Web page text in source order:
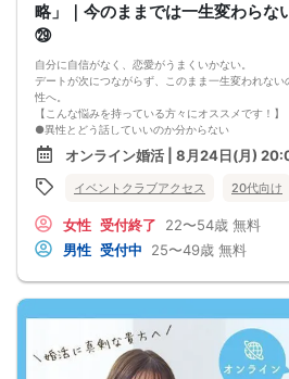
略」｜今のままでは一生変わらな
㉙
自分に自信がなく、恋愛がうまくいかない。
デートが次につながらず、このまま一生変われな
性へ。
【こんな悩みを持っている方々にオススメです！】
●異性とどう話していいのか分からない
●婚活パーティー、合コンで上手くいかない
●デートやお見合いが２回目につながらない
●今のままでは一生変わらない気がする
●異性から断られると、自分の人格を否定されてい
最短3ヶ月で彼女ができる可能性を高め、1年以内の
恋愛・婚活の具体的な方法をお伝えします。
【婚活戦略セミナーで得られるメリットは！】
●異性とのコミュニケーションのポイントが理解で
●好きになった女性との関係を続けられるようになる
まずは、異性が求めていることを理解し、
それを提供できる自分自身に変化していくことによ
オンライン婚活 | 8月24日(月)
イベントクラブアクセス 20代向け
女性 受付終了 22〜54歳 無料
男性 受付中 25〜49歳 無料